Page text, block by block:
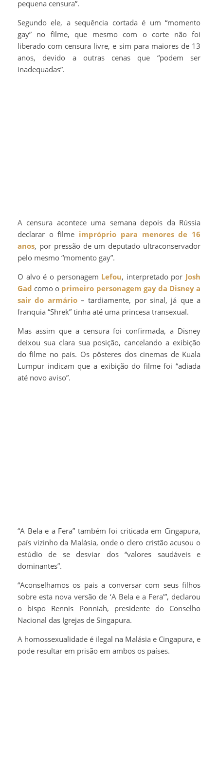
pequena censura”.
Segundo ele, a sequência cortada é um “momento
gay” no filme, que mesmo com o corte não foi
liberado com censura livre, e sim para maiores de 13
anos, devido a outras cenas que “podem ser
inadequadas”.
A censura acontece uma semana depois da Rússia
declarar o filme impróprio para menores de 16
anos, por pressão de um deputado ultraconservador
pelo mesmo “momento gay”.
O alvo é o personagem Lefou, interpretado por Josh
Gad como o primeiro personagem gay da Disney a
sair do armário– tardiamente, por sinal, já que a
franquia “Shrek” tinha até uma princesa transexual.
Mas assim que a censura foi confirmada, a Disney
deixou sua clara sua posição, cancelando a exibição
do filme no país. Os pôsteres dos cinemas de Kuala
Lumpur indicam que a exibição do filme foi “adiada
até novo aviso”.
“A Bela e a Fera” também foi criticada em Cingapura,
país vizinho da Malásia, onde o clero cristão acusou o
estúdio de se desviar dos “valores saudáveis e
dominantes”.
“Aconselhamos os pais a conversar com seus filhos
sobre esta nova versão de ‘A Bela e a Fera'”, declarou
o bispo Rennis Ponniah, presidente do Conselho
Nacional das Igrejas de Singapura.
A homossexualidade é ilegal na Malásia e Cingapura, e
pode resultar em prisão em ambos os países.